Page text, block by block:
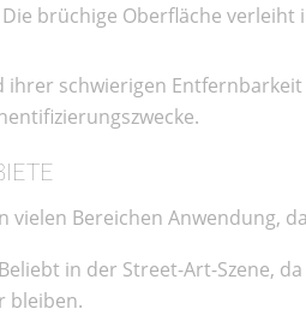
Die brüchige Oberfläche
ihrer schwierigen
vielen Bereichen Anwendung,
in der Street-Art-Szene,
bleiben.